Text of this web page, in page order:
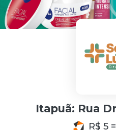
Itapuã: Rua
R$ 5 =